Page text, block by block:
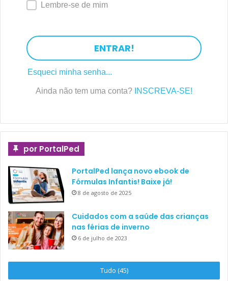
Lembre-se de mim
ENTRAR!
Esqueci minha senha...
Ainda não tem uma conta? INSCREVA-SE!
por PortalPed
PortalPed lança novo ebook de
Fórmulas Infantis! Baixe já!
8 de agosto de 2025
Cuidados com a saúde das crianças
nas férias de inverno
6 de julho de 2023
Tudo (45)